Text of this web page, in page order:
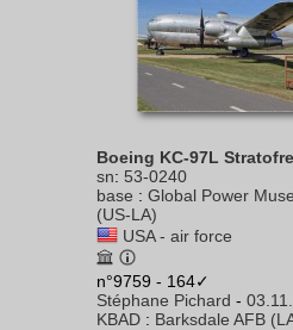
Boeing KC-97L
sn: 53-0240
base : Global Power
(US-LA)
USA - air force
n°9759 - 164✓
Stéphane Pichard -
KBAD : Barksdale AFB